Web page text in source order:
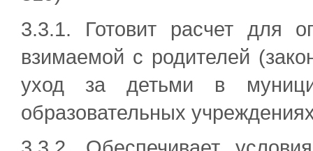
3.3.1. Готовит расчет для
взимаемой с родителей
уход за детьми в
образовательных